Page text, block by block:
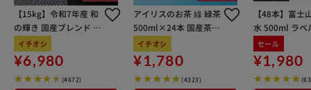
【15kg】令和7年産 和
の輝き 国産ブレンド 5
kg×3袋
イチオシ
¥6,980
(4672)
アイリスのお茶 綠 緑茶
500ml×24本 国産茶葉
100％使用
イチオシ
¥1,780
(4323)
【48本】富士
水 500ml ラベ
セール
¥1,980